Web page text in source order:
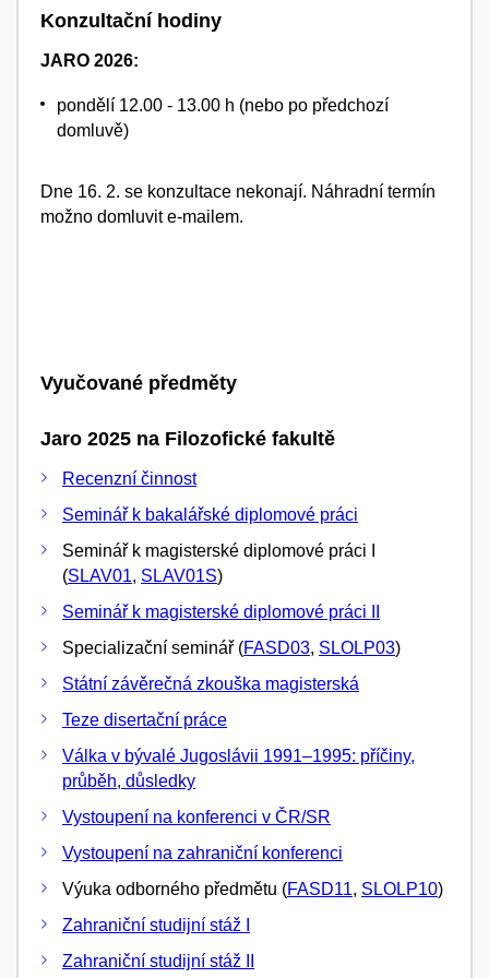
Konzultační hodiny
JARO 2026:
pondělí 12.00 - 13.00 h (nebo po předchozí
domluvě)
Dne 16. 2. se konzultace nekonají. Náhradní termín
možno domluvit e-mailem.
Vyučované předměty
Jaro 2025 na Filozofické fakultě
Recenzní činnost
Seminář k bakalářské diplomové práci
Seminář k magisterské diplomové práci I
(SLAV01, SLAV01S)
Seminář k magisterské diplomové práci II
Specializační seminář (FASD03, SLOLP03)
Státní závěrečná zkouška magisterská
Teze disertační práce
Válka v bývalé Jugoslávii 1991–1995: příčiny,
průběh, důsledky
Vystoupení na konferenci v ČR/SR
Vystoupení na zahraniční konferenci
Výuka odborného předmětu (FASD11, SLOLP10)
Zahraniční studijní stáž I
Zahraniční studijní stáž II